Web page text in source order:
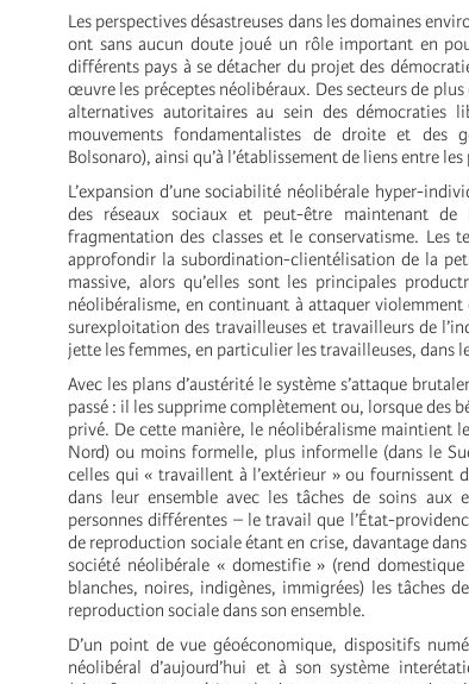
Les perspectives désastreuses dans les domaines
ont sans aucun doute joué un rôle important en
différents pays à se détacher du projet des
œuvre les préceptes néolibéraux. Des secteurs de
alternatives autoritaires au sein des démocraties
mouvements fondamentalistes de droite et des
Bolsonaro), ainsi qu’à l’établissement de liens entre
L’expansion d’une sociabilité néolibérale hyper-
des réseaux sociaux et peut-être maintenant
fragmentation des classes et le conservatisme. Les
approfondir la subordination-clientélisation de la
massive, alors qu’elles sont les principales
néolibéralisme, en continuant à attaquer
surexploitation des travailleuses et travailleurs de
jette les femmes, en particulier les travailleuses, dans
Avec les plans d’austérité le système s’attaque
passé : il les supprime complètement ou, lorsque des
privé. De cette manière, le néolibéralisme maintient
Nord) ou moins formelle, plus informelle (dans le
celles qui « travaillent à l’extérieur » ou fournissent
dans leur ensemble avec les tâches de soins aux
personnes différentes – le travail que l’État-
de reproduction sociale étant en crise, davantage
société néolibérale « domestifie » (rend
blanches, noires, indigènes, immigrées) les tâches
reproduction sociale dans son ensemble.
D’un point de vue géoéconomique, dispositifs
néolibéral d’aujourd’hui et à son système